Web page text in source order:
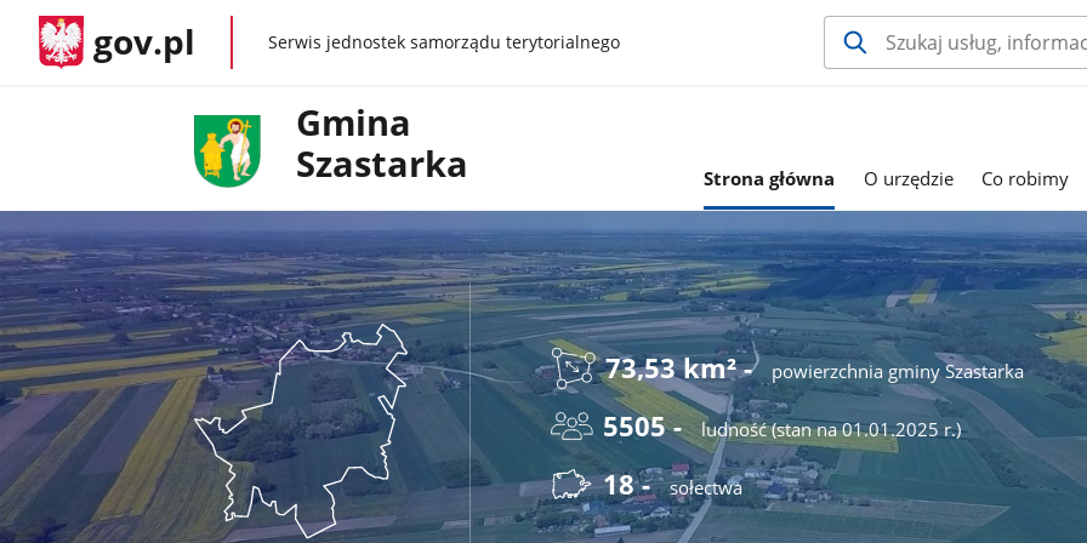
gov.pl gov.plSerwis jednostek samorządu terytorialnego
Gmina
Szastarka
Strona główna O urzędzie Co robimy
73,53 km² - powierzchnia gminy Szastarka
5505 - ludność (stan na 01.01.2025 r.)
18 - sołectwa